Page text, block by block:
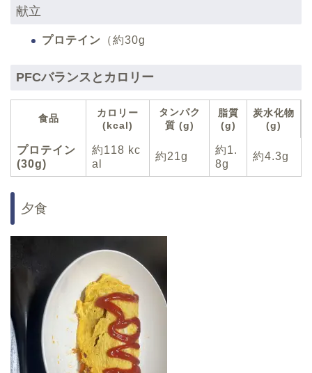
献立
プロテイン （約30g
PFCバランスとカロリー
食品
カロリー
(kcal)
タンパク
質 (g)
脂質
(g)
炭水化物
(g)
プロテイン
(30g)
約118 kc
al
約21g
約1.
8g
約4.3g
夕食